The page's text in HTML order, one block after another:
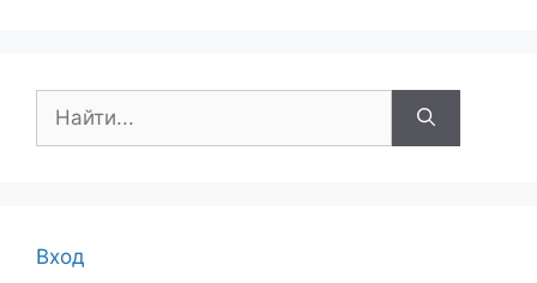
Вход